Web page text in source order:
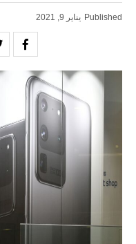
Published يناير 9, 2021